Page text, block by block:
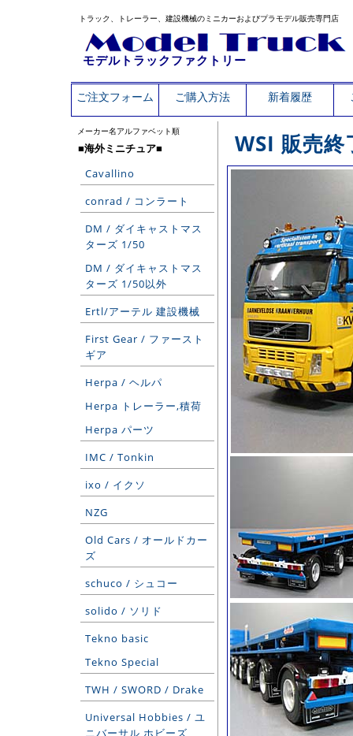
トラック、トレーラー、建設機械のミニカーおよびプラモデル販売専門店
モデルトラックファクトリー
ご注文フォーム ご購入方法 新着履歴
メーカー名アルファベット順
■海外ミニチュア■
Cavallino
conrad / コンラート
DM / ダイキャストマス
ターズ 1/50
DM / ダイキャストマス
ターズ 1/50以外
Ertl/アーテル 建設機械
First Gear / ファースト
ギア
Herpa / ヘルパ
Herpa トレーラー,積荷
Herpa パーツ
IMC / Tonkin
ixo / イクソ
NZG
Old Cars / オールドカー
ズ
schuco / シュコー
solido / ソリド
Tekno basic
Tekno Special
TWH / SWORD / Drake
Universal Hobbies / ユ
ニバーサル ホビーズ
WSI 販売